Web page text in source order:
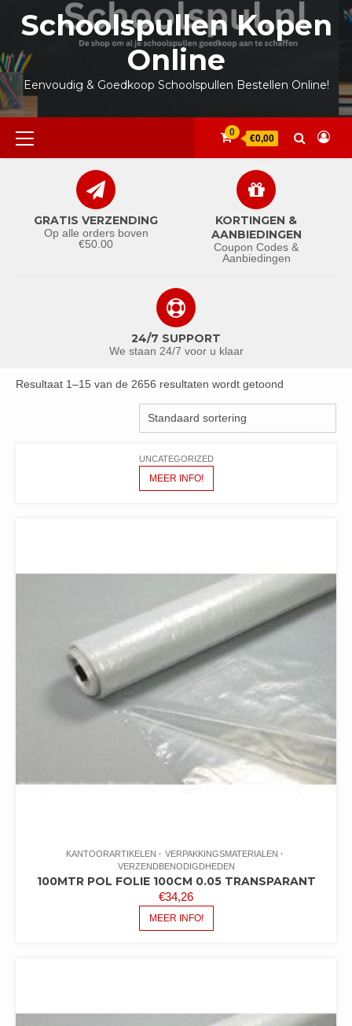
inhoud
Schoolspullen Kopen
Online
Eenvoudig & Goedkoop Schoolspullen Bestellen Online!
Primair
menu
0
€0,00
GRATIS VERZENDING
Op alle orders boven
€50.00
KORTINGEN &
AANBIEDINGEN
Coupon Codes &
Aanbiedingen
24/7 SUPPORT
We staan 24/7 voor u klaar
Resultaat 1–15 van de 2656 resultaten wordt getoond
UNCATEGORIZED
MEER INFO!
KANTOORARTIKELEN
VERPAKKINGSMATERIALEN
VERZENDBENODIGDHEDEN
100MTR POL FOLIE 100CM 0.05 TRANSPARANT
€34,26
MEER INFO!